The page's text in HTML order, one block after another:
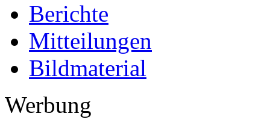
Berichte
Mitteilungen
Bildmaterial
Werbung